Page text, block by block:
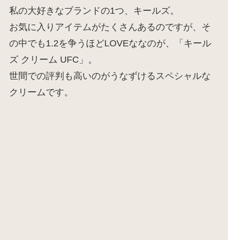
私の大好きなブランドの1つ、キールズ。
お気に入りアイテムがたくさんあるのですが、そ
の中でも1.2を争うほどLOVEななのが、「キール
ズ クリーム UFC」。
世間での評判も高いのがうなずけるスペシャルな
クリームです。